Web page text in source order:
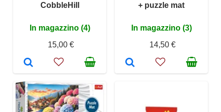
CobbleHill
In magazzino (4)
15,00 €
+ puzzle mat
In magazzino (3)
14,50 €